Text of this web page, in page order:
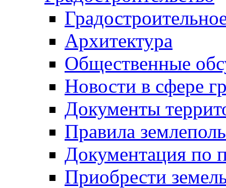
Архитектура
Общественные
Новости в сфере
Документы
Правила
Документация по
Приобрести